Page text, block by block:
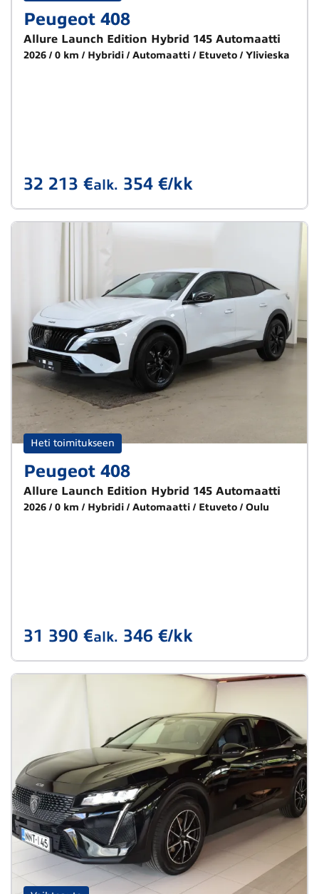
Peugeot 408
Allure Launch Edition Hybrid 145 Automaatti
2026 0 km Hybridi Automaatti Etuveto Ylivieska
32 213 €alk. 354 €/kk
Heti toimitukseen
Peugeot 408
Allure Launch Edition Hybrid 145 Automaatti
2026 0 km Hybridi Automaatti Etuveto Oulu
31 390 €alk. 346 €/kk